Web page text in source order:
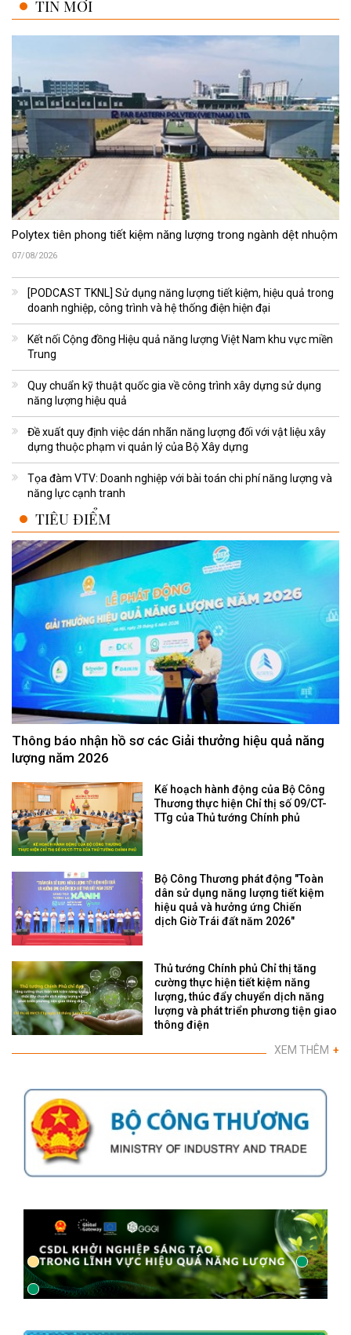
TIN MỚI
Polytex tiên phong tiết kiệm năng lượng trong ngành dệt nhuộm
07/08/2026
[PODCAST TKNL] Sử dụng năng lượng tiết kiệm, hiệu quả trong
doanh nghiệp, công trình và hệ thống điện hiện đại
Kết nối Cộng đồng Hiệu quả năng lượng Việt Nam khu vực miền
Trung
Quy chuẩn kỹ thuật quốc gia về công trình xây dựng sử dụng
năng lượng hiệu quả
Đề xuất quy định việc dán nhãn năng lượng đối với vật liệu xây
dựng thuộc phạm vi quản lý của Bộ Xây dựng
Tọa đàm VTV: Doanh nghiệp với bài toán chi phí năng lượng và
năng lực cạnh tranh
TIÊU ĐIỂM
Thông báo nhận hồ sơ các Giải thưởng hiệu quả năng
lượng năm 2026
Kế hoạch hành động của Bộ Công
Thương thực hiện Chỉ thị số 09/CT-
TTg của Thủ tướng Chính phủ
Bộ Công Thương phát động "Toàn
dân sử dụng năng lượng tiết kiệm
hiệu quả và hưởng ứng Chiến
dịch Giờ Trái đất năm 2026"
Thủ tướng Chính phủ Chỉ thị tăng
cường thực hiện tiết kiệm năng
lượng, thúc đẩy chuyển dịch năng
lượng và phát triển phương tiện giao
thông điện
XEM THÊM +